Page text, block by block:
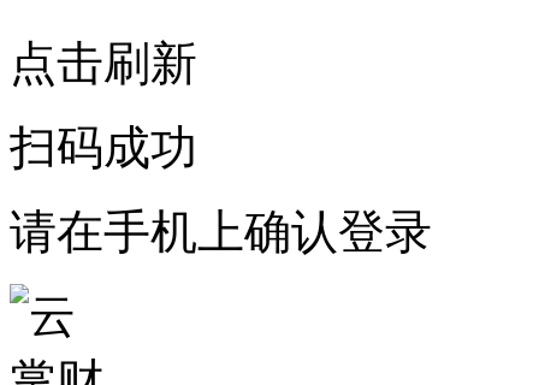
点击刷新
扫码成功
请在手机上确认登录